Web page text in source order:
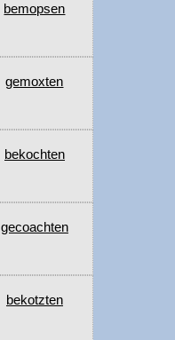
bemopsen
gemoxten
bekochten
gecoachten
bekotzten